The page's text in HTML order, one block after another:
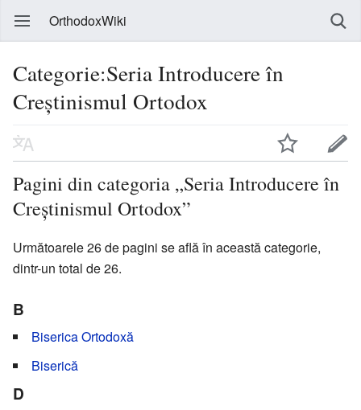
OrthodoxWiki
Categorie:Seria Introducere în
Creștinismul Ortodox
Pagini din categoria „Seria Introducere în
Creștinismul Ortodox”
Următoarele 26 de pagini se află în această categorie,
dintr-un total de 26.
B
Biserica Ortodoxă
Biserică
D